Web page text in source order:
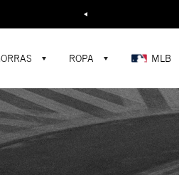
Buscar...
ROPA MLB